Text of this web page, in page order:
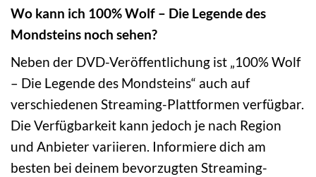
Wo kann ich 100% Wolf – Die Legende des
Mondsteins noch sehen?
Neben der DVD-Veröffentlichung ist „100% Wolf
– Die Legende des Mondsteins“ auch auf
verschiedenen Streaming-Plattformen verfügbar.
Die Verfügbarkeit kann jedoch je nach Region
und Anbieter variieren. Informiere dich am
besten bei deinem bevorzugten Streaming-